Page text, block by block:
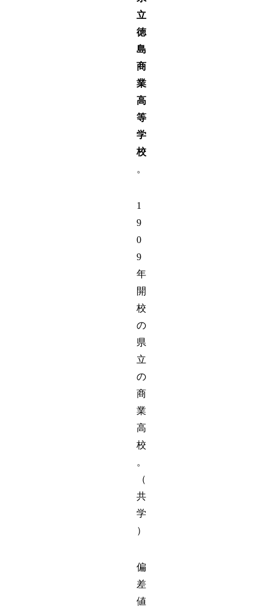
立
徳
島
商
業
高
等
学
校
。
1
9
0
9
年
開
校
の
県
立
の
商
業
高
校
。
（
共
学
）
偏
差
値